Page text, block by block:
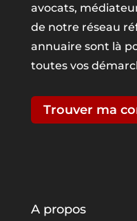
avocats,
de notre réseau
annuaire sont là
toutes vos
Trouver ma
A propos